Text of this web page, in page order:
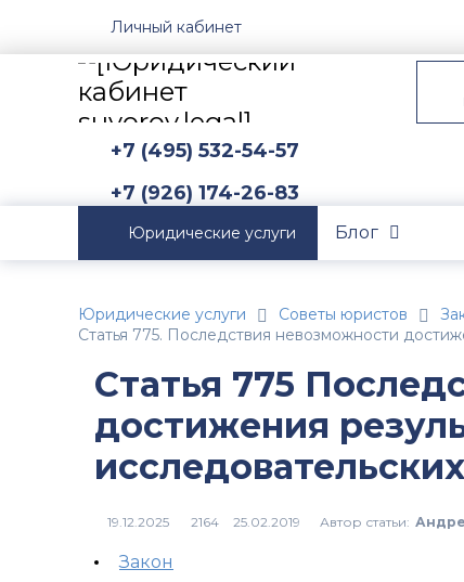
Личный кабинет
+7 (495) 532-54-57
+7 (926) 174-26-83
Юридические услуги Блог
Юридические услуги Советы юристов
Статья 775. Последствия невозможности
Статья 775
достижения
2164 Автор статьи:
Закон